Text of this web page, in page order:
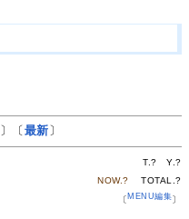
〕〔 最新 〕
T.? Y.?
NOW.? TOTAL.?
〔MENU編集〕